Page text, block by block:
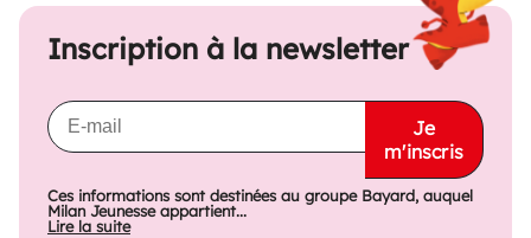
Inscription à la newsletter
Je
m'inscris
Ces informations sont destinées au groupe Bayard, auquel
Milan Jeunesse appartient...
Lire la suite